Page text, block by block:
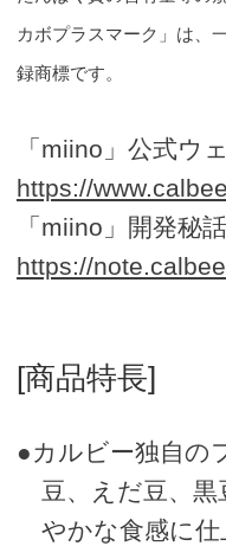
カボプラスマーク」は、
録商標です。
「miino」公式ウ
https://
「miino」開発秘
https://
[商品特長]
●カルビー独自の
豆、えだ豆、
やかな食感に